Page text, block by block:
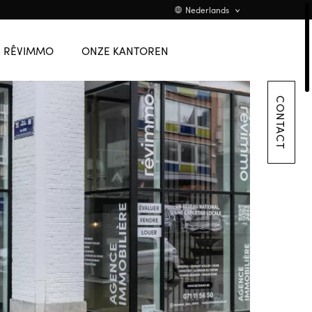
Nederlands
English
RÊVIMMO
CONTACT
ONZE KANTOREN
CONTACT